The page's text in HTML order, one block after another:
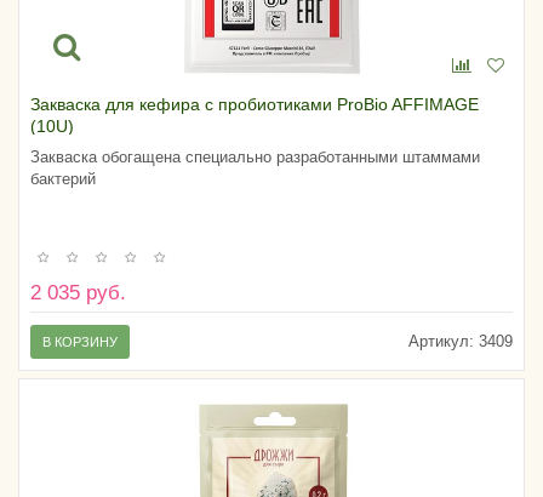
Закваска для кефира с пробиотиками ProBio AFFIMAGE
(10U)
Закваска обогащена специально разработанными штаммами
бактерий
2 035 руб.
Артикул: 3409
В КОРЗИНУ